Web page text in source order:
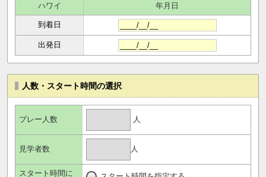
ハワイ 年月日
到着日
出発日
人数・スタート時間の選択
プレー人数 人
見学者数 人
スタート時間に